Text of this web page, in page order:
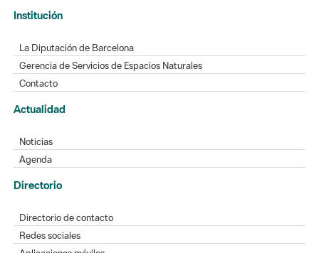
Institución
La Diputación de Barcelona
Gerencia de Servicios de Espacios Naturales
Contacto
Actualidad
Noticias
Agenda
Directorio
Directorio de contacto
Redes sociales